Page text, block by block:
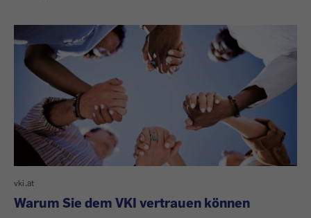
vki.at
Warum Sie dem VKI vertrauen können